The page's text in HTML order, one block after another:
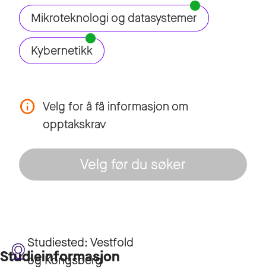
Mikroteknologi og datasystemer
Kybernetikk
Velg for å få informasjon om
opptakskrav
Velg før du søker
Studieinformasjon
Studiested:Vestfold
og Kongsberg